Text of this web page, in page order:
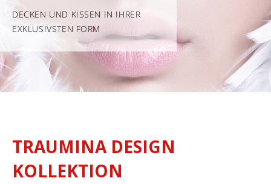
DECKEN UND KISSEN IN IHRER
EXKLUSIVSTEN FORM
TRAUMINA DESIGN
KOLLEKTION